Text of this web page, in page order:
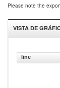
Please note the
VISTA DE
line